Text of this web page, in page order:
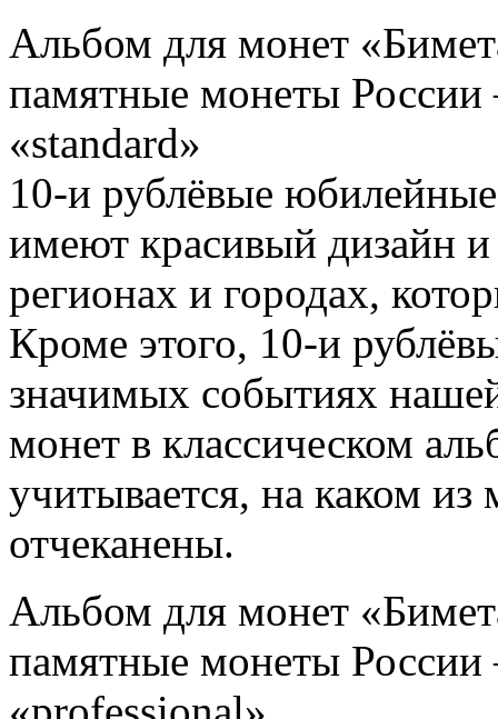
Альбом для монет
памятные монеты
«standard»
10-и рублёвые
имеют красивый дизайн и
регионах и городах,
Кроме этого, 10-и
значимых событиях
монет в классическом
учитывается, на каком
отчеканены.
Альбом для монет
памятные монеты